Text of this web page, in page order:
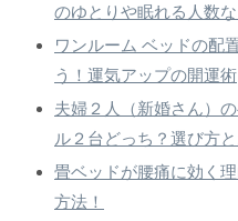
のゆとりや眠れる人数
ワンルーム ベッドの配
う！運気アップの開運術
夫婦２人（新婚さん）
ル２台どっち？選び方
畳ベッドが腰痛に効く
方法！